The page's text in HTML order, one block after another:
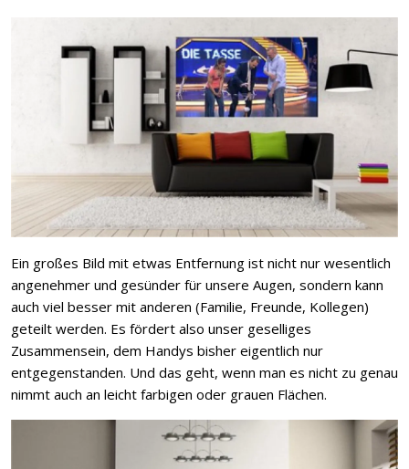
Ein großes Bild mit etwas Entfernung ist nicht nur wesentlich
angenehmer und gesünder für unsere Augen, sondern kann
auch viel besser mit anderen (Familie, Freunde, Kollegen)
geteilt werden. Es fördert also unser geselliges
Zusammensein, dem Handys bisher eigentlich nur
entgegenstanden. Und das geht, wenn man es nicht zu genau
nimmt auch an leicht farbigen oder grauen Flächen.